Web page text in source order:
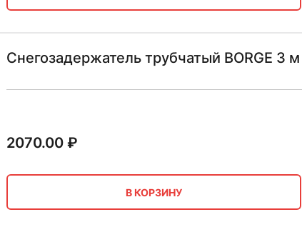
Снегозадержатель трубчатый BORGE 3
2070.00₽
В КОРЗИНУ